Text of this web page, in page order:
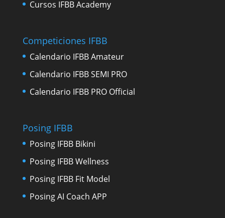
Cursos IFBB Academy
Competiciones IFBB
Calendario IFBB Amateur
Calendario IFBB SEMI PRO
Calendario IFBB PRO Official
Posing IFBB
Posing IFBB Bikini
Posing IFBB Wellness
Posing IFBB Fit Model
Posing AI Coach APP